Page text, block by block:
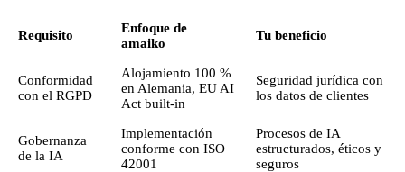
Requisito
Enfoque de
amaiko
Tu beneficio
Conformidad
con el RGPD
Alojamiento 100 %
en Alemania, EU AI
Act built-in
Seguridad jurídica con
los datos de clientes
Gobernanza
de la IA
Implementación
conforme con ISO
42001
Procesos de IA
estructurados, éticos y
seguros